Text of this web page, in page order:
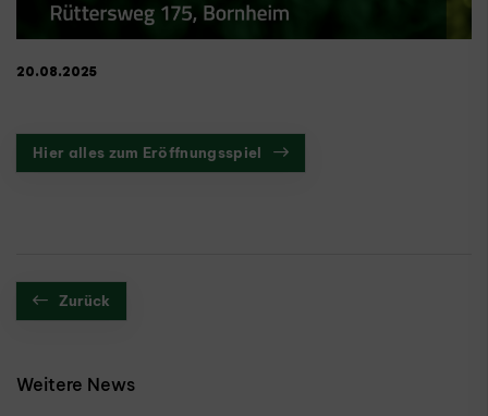
20.08.2025
Hier alles zum Eröffnungsspiel
Zurück
Weitere News